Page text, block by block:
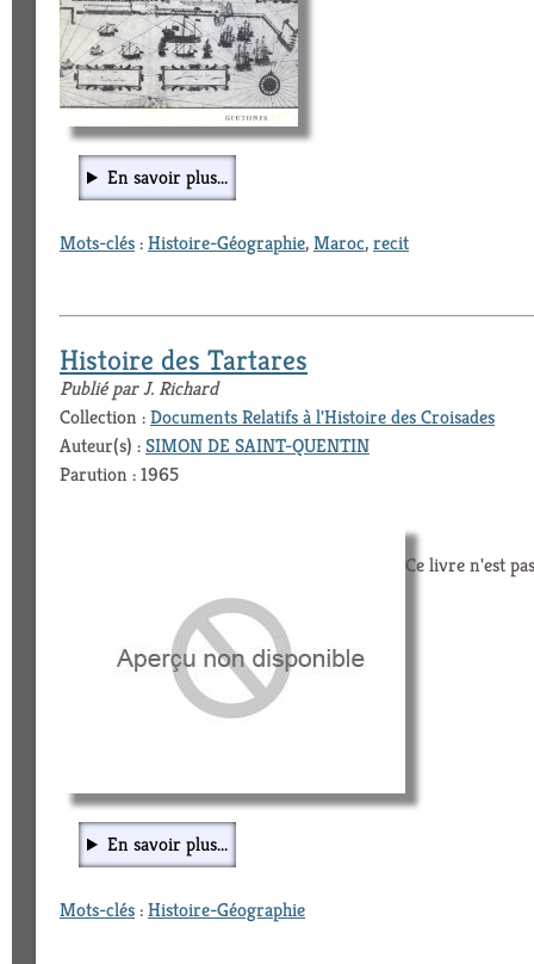
En savoir plus...
Mots-clés:Histoire-Géographie,Maroc,recit
Histoire des Tartares
Publié par J. Richard
Collection :Documents Relatifs à l'Histoire des Croisades
Auteur(s) :SIMON DE SAINT-QUENTIN
Parution : 1965
Ce livre n'est
En savoir plus...
Mots-clés:Histoire-Géographie